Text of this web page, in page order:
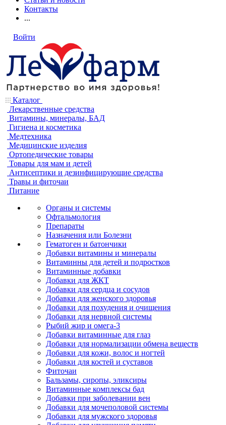
Контакты
...
Войти
Каталог
Лекарственные средства
Витамины, минералы, БАД
Гигиена и косметика
Медтехника
Медицинские изделия
Ортопедические товары
Товары для мам и детей
Антисептики и дезинфицирующие средства
Травы и фиточаи
Питание
Органы и системы
Офтальмология
Препараты
Назначения или Болезни
Гематоген и батончики
Добавки витамины и минералы
Витаминны для детей и подростков
Витаминные добавки
Добавки для ЖКТ
Добавки для сердца и сосудов
Добавки для женского здоровья
Добавки для похудения и очищения
Добавки для нервной системы
Рыбий жир и омега-3
Добавки витаминные для глаз
Добавки для нормализации обмена веществ
Добавки для кожи, волос и ногтей
Добавки для костей и суставов
Фиточаи
Бальзамы, сиропы, эликсиры
Витаминные комплексы бад
Добавки при заболевании вен
Добавки для мочеполовой системы
Добавки для мужского здоровья